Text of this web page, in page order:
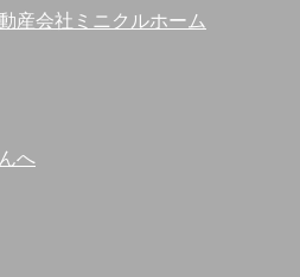
産会社ミニクルホーム
へ